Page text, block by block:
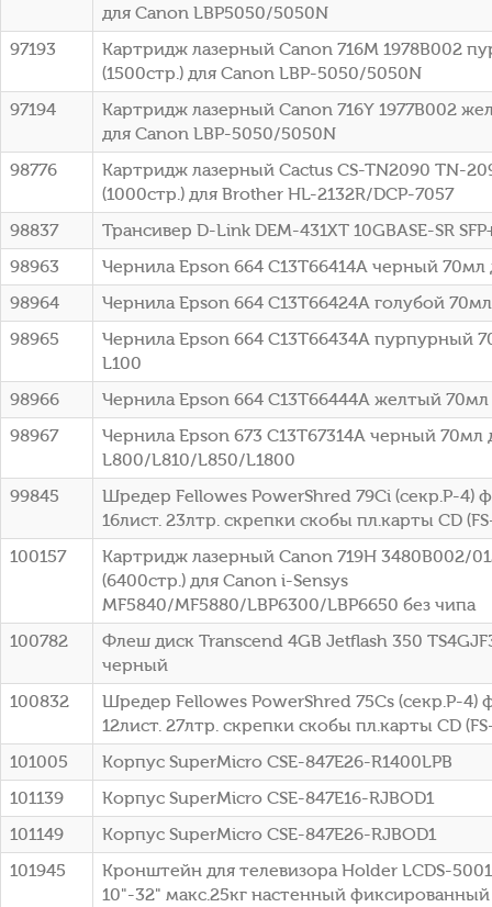
для Canon LBP5050/5050N
97193
Картридж лазерный Canon 716M 1978B002
(1500стр.) для Canon LBP-5050/5050N
97194
Картридж лазерный Canon 716Y 1977B002
для Canon LBP-5050/5050N
98776
Картридж лазерный Cactus CS-TN2090 TN-
(1000стр.) для Brother HL-2132R/DCP-7057
98837
Трансивер D-Link DEM-431XT 10GBASE-SR
98963
Чернила Epson 664 C13T66414A черный 70мл
98964
Чернила Epson 664 C13T66424A голубой
98965
Чернила Epson 664 C13T66434A пурпурный
L100
98966
Чернила Epson 664 C13T66444A желтый 70мл
98967
Чернила Epson 673 C13T67314A черный 70мл
L800/L810/L850/L1800
99845
Шредер Fellowes PowerShred 79Ci (секр.P-4)
16лист. 23лтр. скрепки скобы пл.карты CD
100157
Картридж лазерный Canon 719H 3480B002/
(6400стр.) для Canon i-Sensys
MF5840/MF5880/LBP6300/LBP6650 без чипа
100782
Флеш диск Transcend 4GB Jetflash 350
черный
100832
Шредер Fellowes PowerShred 75Cs (секр.P-4)
12лист. 27лтр. скрепки скобы пл.карты CD
101005
Корпус SuperMicro CSE-847E26-R1400LPB
101139
Корпус SuperMicro CSE-847E16-RJBOD1
101149
Корпус SuperMicro CSE-847E26-RJBOD1
101945
Кронштейн для телевизора Holder LCDS-
10"-32" макс.25кг настенный фиксированный